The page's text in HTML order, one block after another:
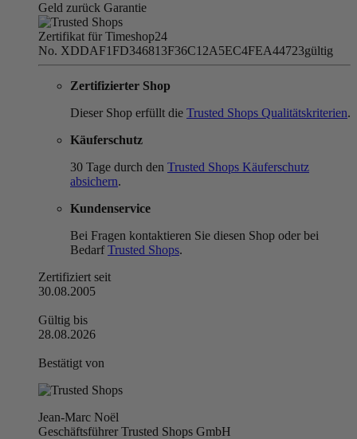
Geld zurück Garantie
Zertifikat für Timeshop24
No. XDDAF1FD346813F36C12A5EC4FEA44723gültig
Zertifizierter Shop
Dieser Shop erfüllt die Trusted Shops Qualitätskriterien.
Käuferschutz
30 Tage durch den Trusted Shops Käuferschutz
absichern.
Kundenservice
Bei Fragen kontaktieren Sie diesen Shop oder bei
BedarfTrusted Shops.
Zertifiziert seit
30.08.2005
Gültig bis
28.08.2026
Bestätigt von
Jean-Marc Noël
Geschäftsführer Trusted Shops GmbH